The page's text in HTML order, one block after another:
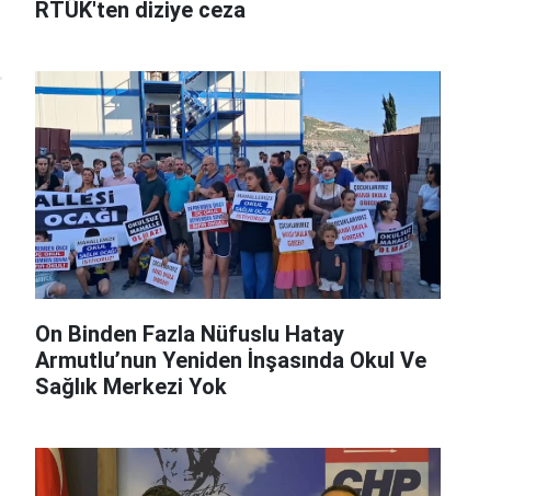
RTÜK'ten diziye ceza
On Binden Fazla Nüfuslu Hatay
Armutlu’nun Yeniden İnşasında Okul Ve
Sağlık Merkezi Yok